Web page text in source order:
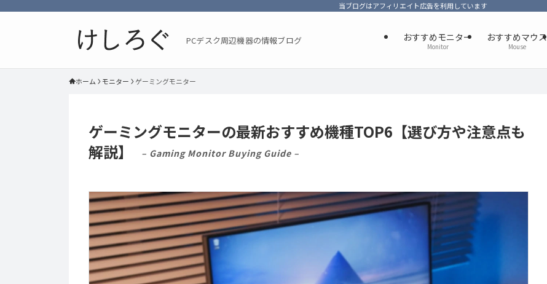
当ブログはアフィリエイト広告を利用しています
PCデスク周辺機器の情報ブログ おすすめモニター
Monitor
おすすめマウス
Mouse
ホーム モニター ゲーミングモニター
ゲーミングモニターの最新おすすめ機種TOP6【選び方や注意点も
解説】
– Gaming Monitor Buying Guide –